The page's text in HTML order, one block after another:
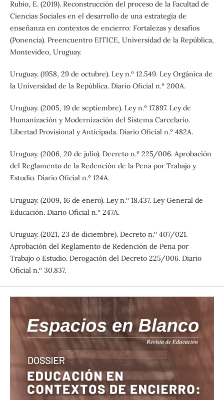
Rubio, E. (2019). Reconstrucción del proceso de la Facultad de
Ciencias Sociales en el desarrollo de una estrategia de
enseñanza en contextos de encierro: Fortalezas y desafíos
(Ponencia). Preencuentro EITICE, Universidad de la República,
Montevideo, Uruguay.
Uruguay. (1958, 29 de octubre). Ley n.º 12.549. Ley Orgánica de
la Universidad de la República. Diario Oficial n.º 200A.
Uruguay. (2005, 19 de septiembre). Ley n.º 17.897. Ley de
Humanización y Modernización del Sistema Carcelario.
Libertad Provisional y Anticipada. Diario Oficial n.º 482A.
Uruguay. (2006, 20 de julio). Decreto n.º 225/006. Aprobación
del Reglamento de la Redención de la Pena por Trabajo y
Estudio. Diario Oficial n.º 124A.
Uruguay. (2009, 16 de enero). Ley n.º 18.437. Ley General de
Educación. Diario Oficial n.º 247A.
Uruguay. (2021, 23 de diciembre). Decreto n.º 407/021.
Aprobación del Reglamento de Redención de Pena por
Trabajo o Estudio. Derogación del Decreto 225/006. Diario
Oficial n.º 30.837.